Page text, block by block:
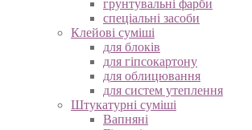
грунтувальні фарби
спеціальні засоби
Клейові суміші
для блоків
для гіпсокартону
для облицювання
для систем утеплення
Штукатурні суміші
Вапняні